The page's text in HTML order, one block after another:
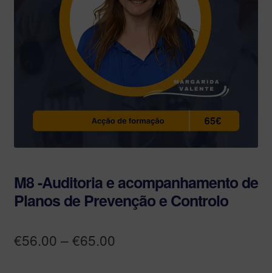
M8 -Auditoria e acompanhamento de
Planos de Prevenção e Controlo
€56.00 –€65.00